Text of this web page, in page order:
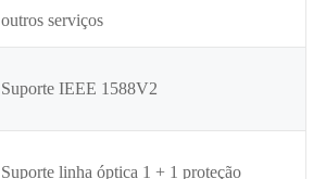
outros serviços
Suporte IEEE 1588V2
Suporte linha óptica 1 + 1 proteção